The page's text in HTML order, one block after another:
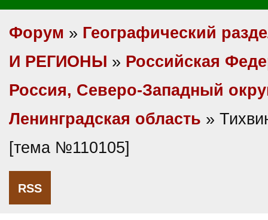
Форум » Географический
И РЕГИОНЫ » Российская
Россия, Северо-Западный
Ленинградская область »
[тема №110105]
RSS